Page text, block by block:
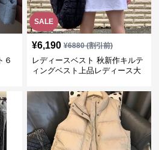
６
SALE
¥6,190 ¥6880(割引前)
レディースベスト 秋新作キルテ
ィングベスト上品レディース大